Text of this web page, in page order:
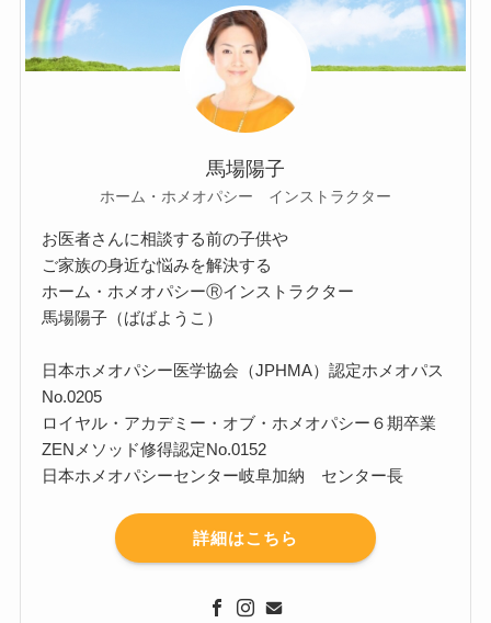
馬場陽子
ホーム・ホメオパシー インストラクター
お医者さんに相談する前の子供や
ご家族の身近な悩みを解決する
ホーム・ホメオパシーⓇインストラクター
馬場陽子（ばばようこ）
日本ホメオパシー医学協会（JPHMA）認定ホメオパス
No.0205
ロイヤル・アカデミー・オブ・ホメオパシー６期卒業
ZENメソッド修得認定No.0152
日本ホメオパシーセンター岐阜加納 センター長
詳細はこちら